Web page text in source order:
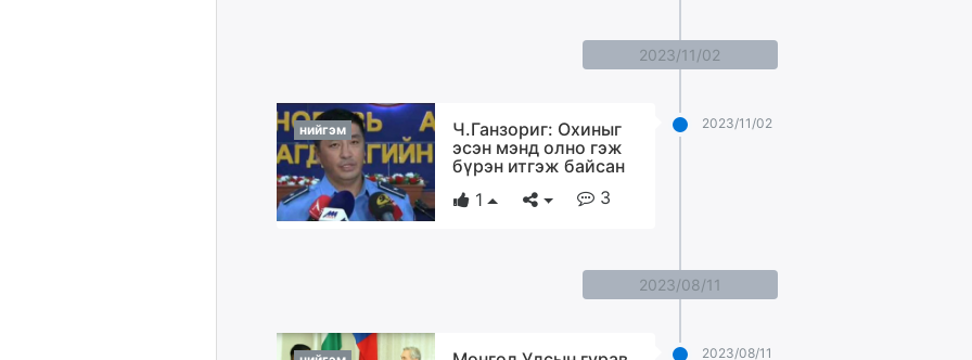
2023/11/02
2023/11/02
нийгэм
Ч.Ганзориг: Охиныг
эсэн мэнд олно гэж
бүрэн итгэж байсан
1
3
2023/08/11
2023/08/11